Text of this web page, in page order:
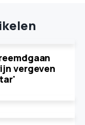
vergeven